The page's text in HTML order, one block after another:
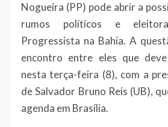
Nogueira (PP) pode abrir a
rumos políticos e
Progressista na Bahia. A
encontro entre eles que
nesta terça-feira (8), com a
de Salvador Bruno Reis (UB),
agenda em Brasília.